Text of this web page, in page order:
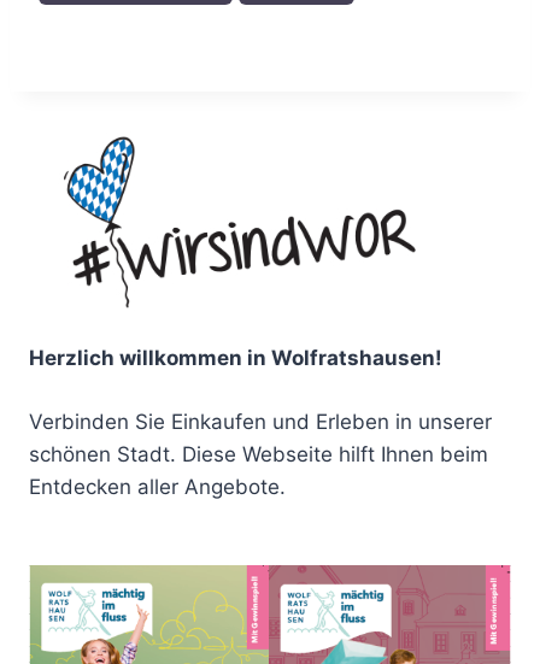
Herzlich willkommen in Wolfratshausen!
Verbinden Sie Einkaufen und Erleben in unserer
schönen Stadt. Diese Webseite hilft Ihnen beim
Entdecken aller Angebote.